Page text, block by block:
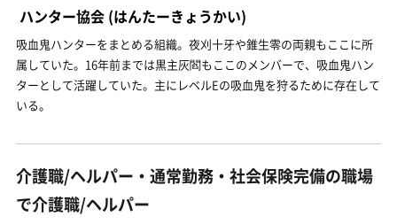
ハンター協会 (はんたーきょうかい)
吸血鬼ハンターをまとめる組織。夜刈十牙や錐生零の両親もここに所
属していた。16年前までは黒主灰閻もここのメンバーで、吸血鬼ハン
ターとして活躍していた。主にレベルEの吸血鬼を狩るために存在して
いる。
介護職/ヘルパー・通常勤務・社会保険完備の職場
で介護職/ヘルパー